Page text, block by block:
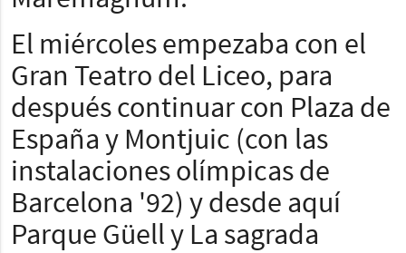
El miércoles empezaba con el
Gran Teatro del Liceo, para
después continuar con Plaza de
España y Montjuic (con las
instalaciones olímpicas de
Barcelona '92) y desde aquí
Parque Güell y La sagrada